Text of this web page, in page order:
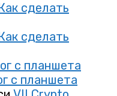
сделать
сделать
с планшета
с планшета